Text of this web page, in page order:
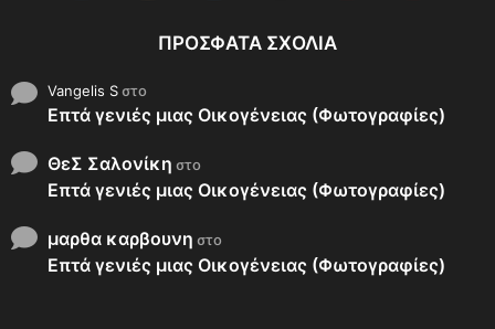
ΠΡΌΣΦΑΤΑ ΣΧΌΛΙΑ
Vangelis Sστο
Επτά γενιές μιας Οικογένειας (Φωτογραφίες)
ΘεΣ Σαλονίκη στο
Επτά γενιές μιας Οικογένειας (Φωτογραφίες)
μαρθα καρβουνη στο
Επτά γενιές μιας Οικογένειας (Φωτογραφίες)